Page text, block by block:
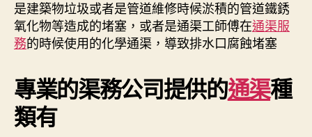
是建築物垃圾或者是管道維修時候淤積的管道鐵銹
氧化物等造成的堵塞，或者是通渠工師傅在通渠服
務的時候使用的化學通渠，導致排水口腐蝕堵塞
專業的渠務公司提供的通渠種
類有